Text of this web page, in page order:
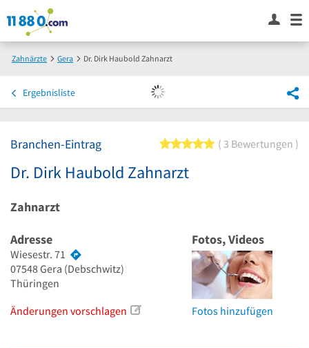
Zahnärzte Gera Dr. Dirk Haubold Zahnarzt
Ergebnisliste
Branchen-Eintrag 5 von 5 Sternen
3 Bewertungen
Dr. Dirk Haubold Zahnarzt
Zahnarzt
Adresse
Wiesestr. 71
07548Gera (Debschwitz)
Thüringen
Änderungen vorschlagen
Fotos, Videos
Fotos hinzufügen